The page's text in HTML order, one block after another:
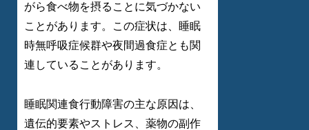
がら食べ物を摂ることに気づかない
ことがあります。この症状は、睡眠
時無呼吸症候群や夜間過食症とも関
連していることがあります。
睡眠関連食行動障害の主な原因は、
遺伝的要素やストレス、薬物の副作